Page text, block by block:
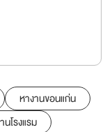
หางานขอนแก่น
นโรงแรม